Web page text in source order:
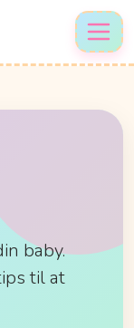
baby.
til at